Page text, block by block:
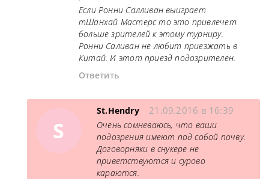
Если Ронни Салливан выиграет
тШанхай Мастерс то это привлечет
больше зрителей к этому турниру.
Ронни Саливан не любит приезжать в
Китай. И этот приезд подозрителен.
Ответить
S
St.Hendry 21.09.2016 в 16:39
Очень сомневаюсь, что ваши
подозрения имеют под собой почву.
Договорняки в снукере не
приветствуются и сурово
караются.